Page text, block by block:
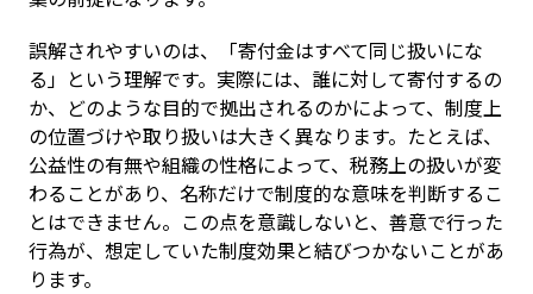
誤解されやすいのは、「寄付金はすべて同じ扱いにな
る」という理解です。実際には、誰に対して寄付するの
か、どのような目的で拠出されるのかによって、制度上
の位置づけや取り扱いは大きく異なります。たとえば、
公益性の有無や組織の性格によって、税務上の扱いが変
わることがあり、名称だけで制度的な意味を判断するこ
とはできません。この点を意識しないと、善意で行った
行為が、想定していた制度効果と結びつかないことがあ
ります。